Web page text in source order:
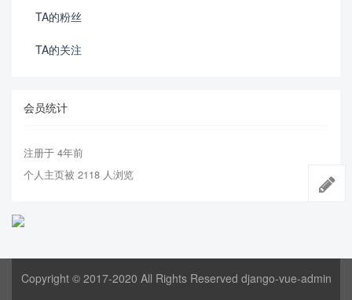
TA的粉丝
TA的关注
会员统计
注册于 4年前
个人主页被 2118 人浏览
Copyright © 2017-2020 All Rights Reserved django-vue-admin